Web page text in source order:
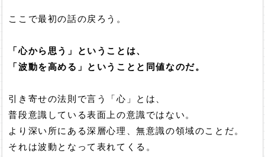
ここで最初の話の戻ろう。
「心から思う」ということは、
「波動を高める」ということと同値なのだ。
引き寄せの法則で言う「心」とは、
普段意識している表面上の意識ではない。
より深い所にある深層心理、無意識の領域のことだ。
それは波動となって表れてくる。